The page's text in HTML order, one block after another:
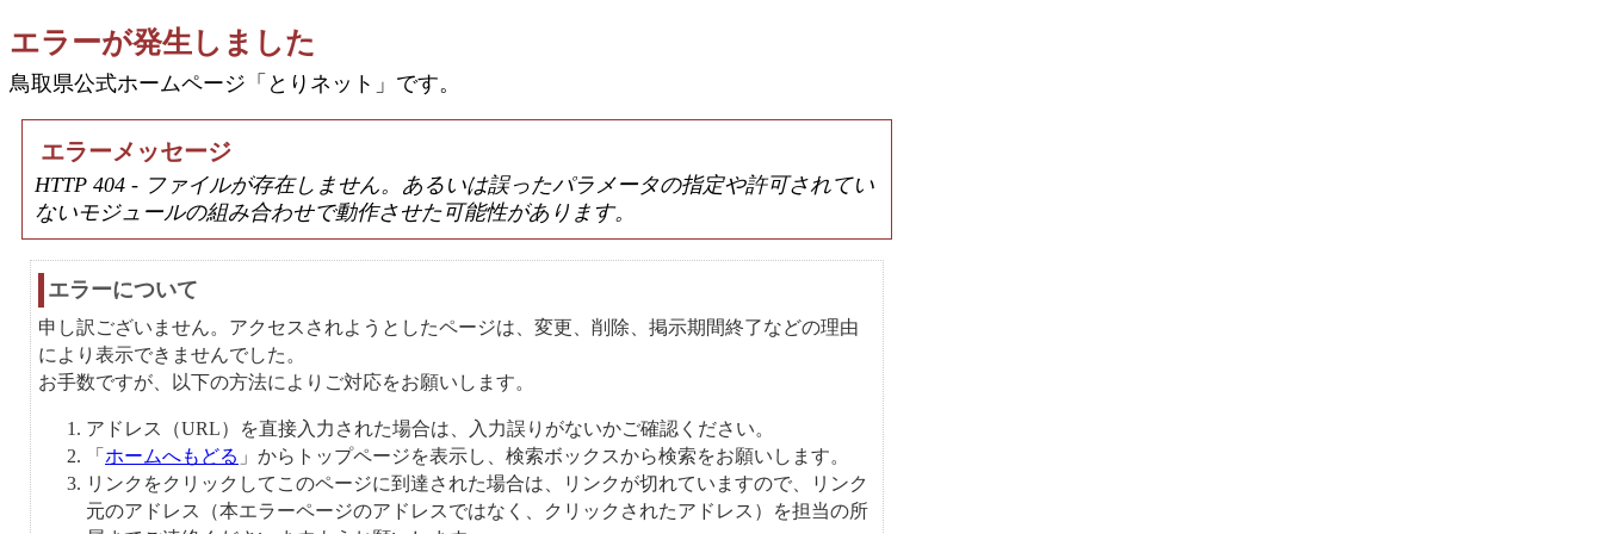
エラーが発生しました
鳥取県公式ホームページ「とりネット」です。
エラーメッセージ
HTTP 404 - ファイルが存在しません。あるいは誤ったパラメータの指定や許可されてい
ないモジュールの組み合わせで動作させた可能性があります。
エラーについて
申し訳ございません。アクセスされようとしたページは、変更、削除、掲示期間終了などの理由
により表示できませんでした。
お手数ですが、以下の方法によりご対応をお願いします。
アドレス（URL）を直接入力された場合は、入力誤りがないかご確認ください。
「 ホームへもどる 」からトップページを表示し、検索ボックスから検索をお願いします。
リンクをクリックしてこのページに到達された場合は、リンクが切れていますので、リンク
元のアドレス（本エラーページのアドレスではなく、クリックされたアドレス）を担当の所